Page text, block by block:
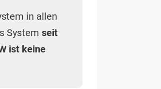
in allen
System seit
ist keine